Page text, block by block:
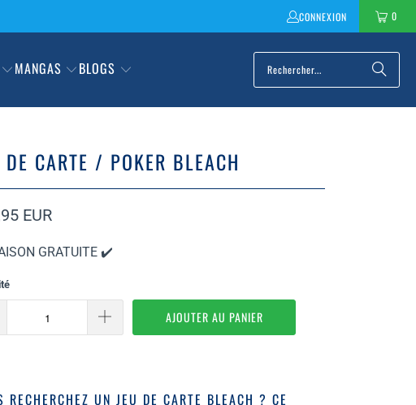
CONNEXION 0
MANGAS BLOGS
DE CARTE / POKER BLEACH
EUR
GRATUITE ✔️
AJOUTER AU PANIER
RECHERCHEZ UN JEU DE CARTE BLEACH ? CE